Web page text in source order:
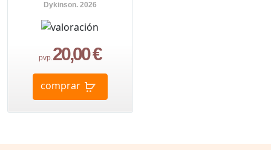
Dykinson. 2026
pvp.20,00 €
comprar